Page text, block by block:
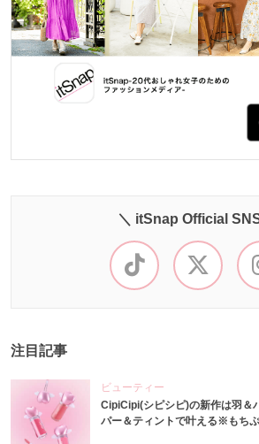
＼ itSnap Official
注目記事
ビューティー
CipiCipi(シピシピ)の新作は羽＆
パー＆ティントで叶える※もち